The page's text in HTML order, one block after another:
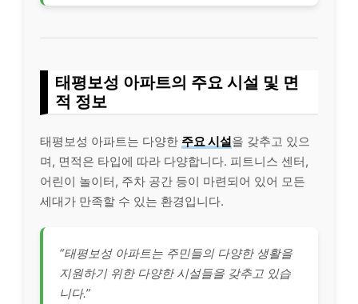
태평보성 아파트의 주요 시설 및 면
적 정보
태평보성 아파트는 다양한 주요 시설을 갖추고 있으
며, 면적은 타입에 따라 다양합니다. 피트니스 센터,
어린이 놀이터, 주차 공간 등이 마련되어 있어 모든
세대가 만족할 수 있는 환경입니다.
“태평보성 아파트는 주민들의 다양한 생활을
지원하기 위한 다양한 시설들을 갖추고 있습
니다.”